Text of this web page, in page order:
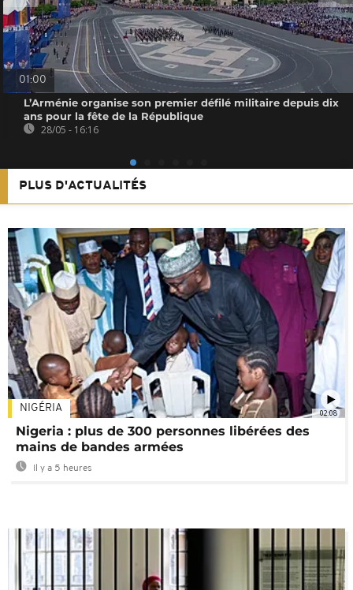
01:00
L’Arménie organise son premier défilé militaire depuis dix
ans pour la fête de la République
28/05 - 16:16
PLUS D'ACTUALITÉS
02:08
NIGÉRIA
Nigeria : plus de 300 personnes libérées des
mains de bandes armées
Il y a 5 heures